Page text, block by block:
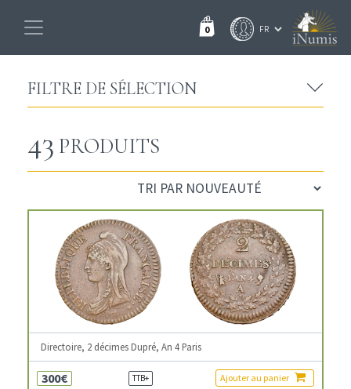
0
FILTRE DE SÉLECTION
43 PRODUITS
Directoire, 2 décimes Dupré, An 4 Paris
300€ TTB+ Ajouter au panier